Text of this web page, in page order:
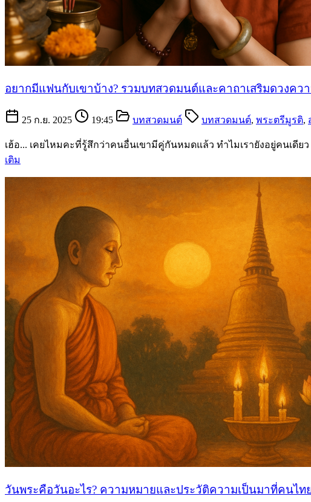
อยากมีแฟนกับเขาบ้าง? รวมบทสวดมนต์และคาถาเสริมดวงคว
25 ก.ย. 2025 19:45 บทสวดมนต์ บทสวดมนต์, พระตรีมูรติ,
เฮ้อ... เคยไหมคะที่รู้สึกว่าคนอื่นเขามีคู่กันหมดแล้ว ทำไมเรายังอยู่คนเดีย
เติม
วันพระคือวันอะไร? ความหมายและประวัติความเป็นมาที่คนไท